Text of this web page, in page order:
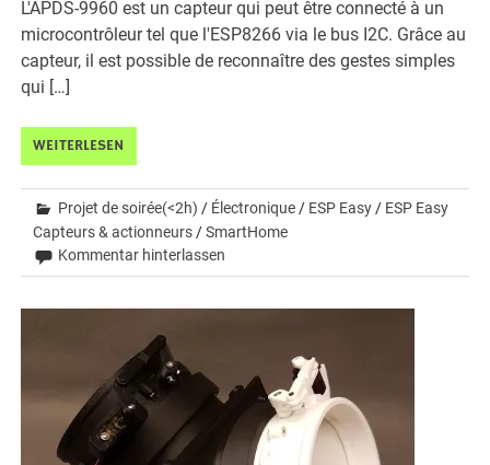
L'APDS-9960 est un capteur qui peut être connecté à un
microcontrôleur tel que l'ESP8266 via le bus I2C. Grâce au
capteur, il est possible de reconnaître des gestes simples
qui […]
WEITERLESEN
Projet de soirée(<2h) / Électronique/ ESP Easy/ ESP Easy
Capteurs & actionneurs/SmartHome
Kommentar hinterlassen